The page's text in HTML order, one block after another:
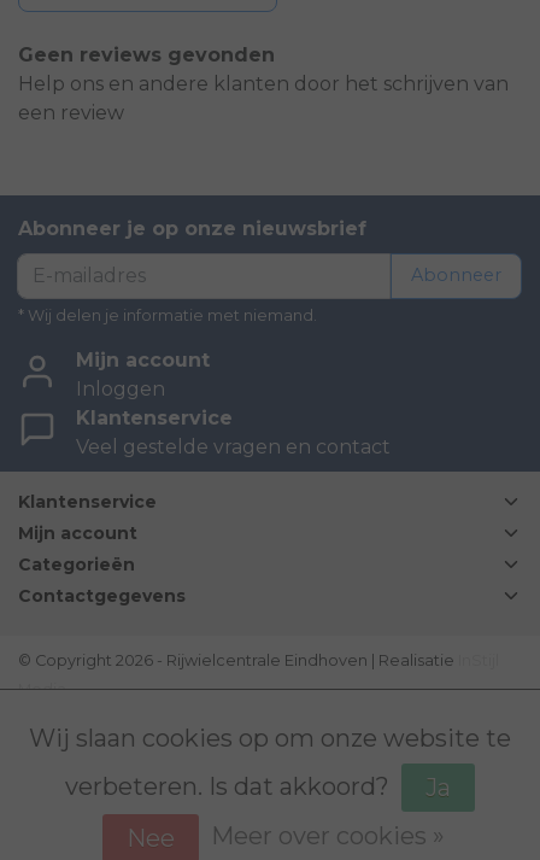
Geen reviews gevonden
Help ons en andere klanten door het schrijven van
een review
Abonneer je op onze nieuwsbrief
Abonneer
* Wij delen je informatie met niemand.
Mijn account
Inloggen
Klantenservice
Veel gestelde vragen en contact
Klantenservice
Mijn account
Categorieën
Contactgegevens
© Copyright 2026 - Rijwielcentrale Eindhoven | Realisatie
Media
Wij slaan cookies op om onze website te
verbeteren. Is dat akkoord?
Ja
Nee
Meer over cookies »